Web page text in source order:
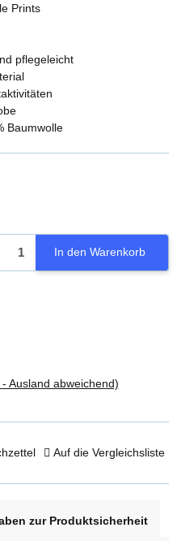
Prints
pflegeleicht
Baumwolle
In den Warenkorb
- Ausland abweichend)
Auf die Vergleichsliste
zur Produktsicherheit